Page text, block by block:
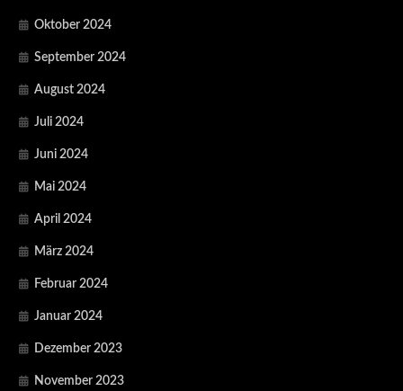
Oktober 2024
September 2024
August 2024
Juli 2024
Juni 2024
Mai 2024
April 2024
März 2024
Februar 2024
Januar 2024
Dezember 2023
November 2023